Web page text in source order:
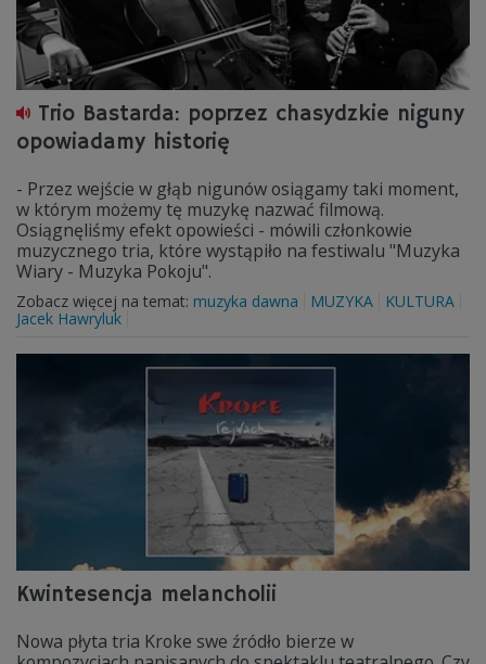
Trio Bastarda: poprzez chasydzkie niguny
opowiadamy historię
- Przez wejście w głąb nigunów osiągamy taki moment,
w którym możemy tę muzykę nazwać filmową.
Osiągnęliśmy efekt opowieści - mówili członkowie
muzycznego tria, które wystąpiło na festiwalu "Muzyka
Wiary - Muzyka Pokoju".
Zobacz więcej na temat: muzyka dawna MUZYKA
KULTURA
Jacek Hawryluk
Kwintesencja melancholii
Nowa płyta tria Kroke swe źródło bierze w